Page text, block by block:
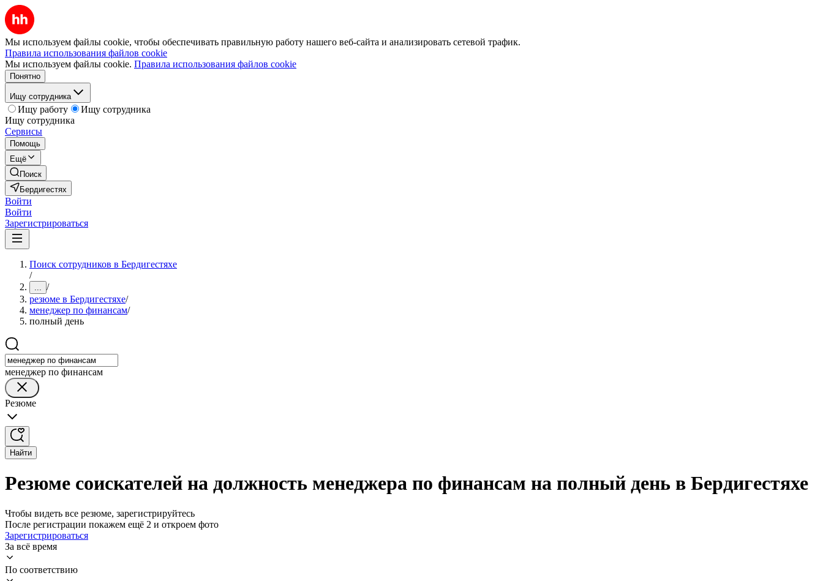
Мы используем файлы cookie, чтобы обеспечивать правильную работу нашего веб-сайта и анализировать сетевой трафик.
Правила использования файлов cookie
Мы используем файлы cookie. Правила использования файлов cookie
Понятно
Ищу сотрудника
Ищу работу
Ищу сотрудника
Ищу сотрудника
Сервисы
Помощь
Ещё
Поиск
Бердигестях
Войти
Войти
Зарегистрироваться
Поиск сотрудников в Бердигестяхе
/
... /
резюме в Бердигестяхе/
менеджер по финансам/
полный день
менеджер по финансам
Резюме
Найти
Резюме соискателей на должность менеджера по финансам на полный день в Бердигестяхе
Чтобы видеть все резюме, зарегистрируйтесь
После регистрации покажем ещё 2 и откроем фото
Зарегистрироваться
За всё время
По соответствию